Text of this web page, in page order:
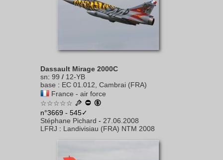
Dassault Mirage 2000C
sn: 99 / 12-YB
base : EC 01.012, Cambrai (FRA)
France - air force
☆☆☆☆☆
n°3669 - 545✓
Stéphane Pichard - 27.06.2008
LFRJ : Landivisiau (FRA) NTM 2008